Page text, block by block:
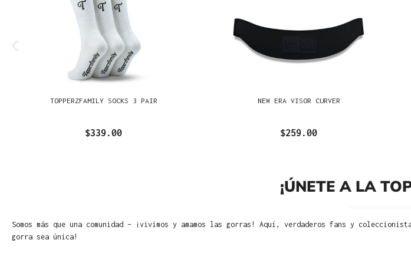
TOPPERZFAMILY SOCKS 3 PAIR
$339.00
NEW ERA VISOR CURVER
$259.00
¡ÚNETE A LA
Somos más que una comunidad – ¡vivimos y amamos las gorras! Aquí, verdaderos fans y
gorra sea única!